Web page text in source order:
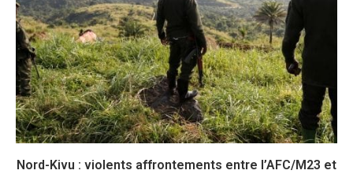
Nord-Kivu : violents affrontements entre l’AFC/M23 et